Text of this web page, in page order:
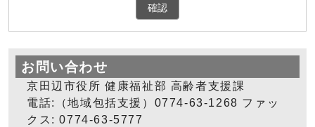
確認
お問い合わせ
京田辺市役所 健康福祉部 高齢者支援課
電話:（地域包括支援）0774-63-1268 ファッ
クス: 0774-63-5777